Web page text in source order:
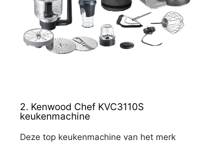
2. Kenwood Chef KVC3110S
keukenmachine
Deze top keukenmachine van het merk